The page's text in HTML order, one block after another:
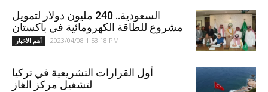
السعودية.. 240 مليون دولار لتمويل
مشروع للطاقة الكهرومائية في باكستان
أهم الأخبار 2023/04/08 1:53:18 PM
أول القرارات التشريعية في تركيا
لتشغيل مركز الغاز